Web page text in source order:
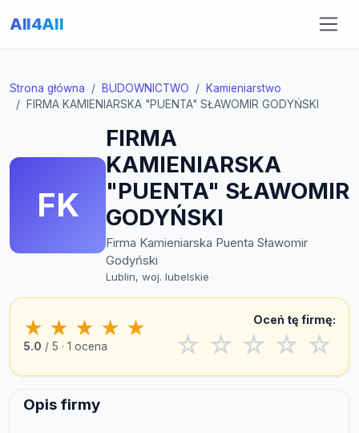
All4All
Strona główna BUDOWNICTWO
Kamieniarstwo
FIRMA KAMIENIARSKA "PUENTA" SŁAWOMIR GODYŃSKI
FK
FIRMA
KAMIENIARSKA
"PUENTA" SŁAWOMIR
GODYŃSKI
Firma Kamieniarska Puenta Sławomir
Godyński
Lublin, woj. lubelskie
★ ★ ★ ★ ★
5.0 / 5 · 1 ocena
Oceń tę firmę:
☆ ☆ ☆ ☆ ☆
Opis firmy